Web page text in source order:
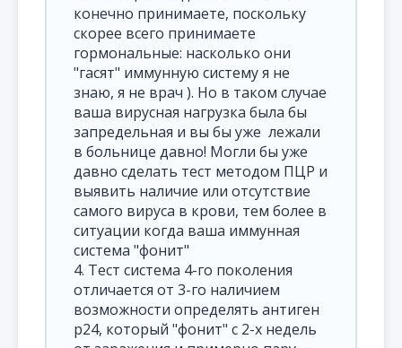
конечно принимаете, поскольку
скорее всего принимаете
гормональные: насколько они
"гасят" иммунную систему я не
знаю, я не врач ). Но в таком случае
ваша вирусная нагрузка была бы
запредельная и вы бы уже лежали
в больнице давно! Могли бы уже
давно сделать тест методом ПЦР и
выявить наличие или отсутствие
самого вируса в крови, тем более в
ситуации когда ваша иммунная
система "фонит"
4. Тест система 4-го поколения
отличается от 3-го наличием
возможности определять антиген
р24, который "фонит" с 2-х недель